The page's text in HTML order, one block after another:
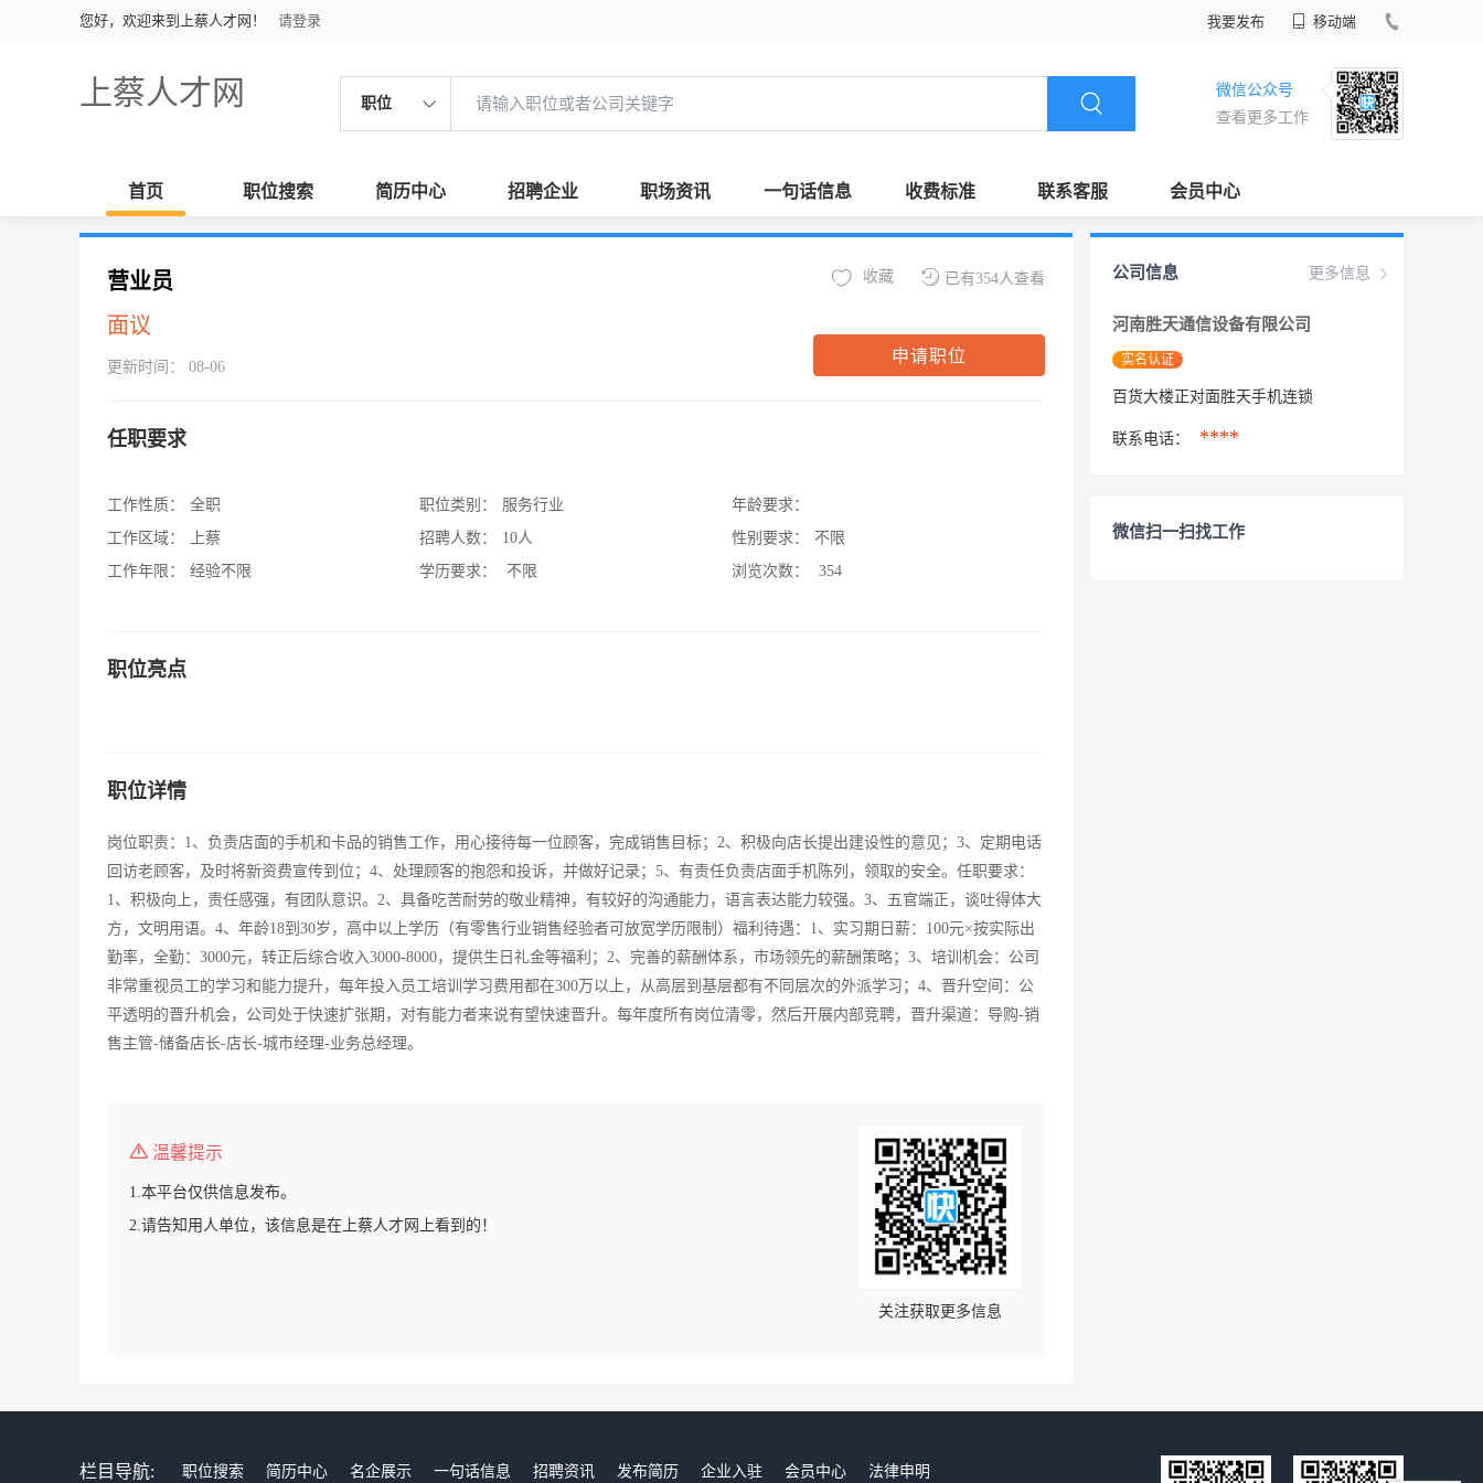
您好，欢迎来到上蔡人才网！ 请登录 我要发布 移动端
上蔡人才网 职位
微信公众号
查看更多工作
首页 职位搜索 简历中心 招聘企业 职场资讯 一句话信息 收费标准 联系客服 会员中心
营业员
面议
更新时间： 08-06
已有354人查看
收藏
申请职位
任职要求
工作性质：
全职
工作区域：
上蔡
工作年限：
经验不限
职位类别：
服务行业
招聘人数：
10人
学历要求：
不限
年龄要求：
性别要求：
不限
浏览次数：
354
职位亮点
职位详情
岗位职责：1、负责店面的手机和卡品的销售工作，用心接待每一位顾客，完成销售目标；2、积极向店长提出建设性的意见；3、定期电话
回访老顾客，及时将新资费宣传到位；4、处理顾客的抱怨和投诉，并做好记录；5、有责任负责店面手机陈列，领取的安全。任职要求：
1、积极向上，责任感强，有团队意识。2、具备吃苦耐劳的敬业精神，有较好的沟通能力，语言表达能力较强。3、五官端正，谈吐得体大
方，文明用语。4、年龄18到30岁，高中以上学历（有零售行业销售经验者可放宽学历限制）福利待遇：1、实习期日薪：100元×按实际出
勤率，全勤：3000元，转正后综合收入3000-8000，提供生日礼金等福利；2、完善的薪酬体系，市场领先的薪酬策略；3、培训机会：公司
非常重视员工的学习和能力提升，每年投入员工培训学习费用都在300万以上，从高层到基层都有不同层次的外派学习；4、晋升空间：公
平透明的晋升机会，公司处于快速扩张期，对有能力者来说有望快速晋升。每年度所有岗位清零，然后开展内部竞聘，晋升渠道：导购-销
售主管-储备店长-店长-城市经理-业务总经理。
温馨提示
1.本平台仅供信息发布。
2.请告知用人单位，该信息是在上蔡人才网上看到的！
关注获取更多信息
更多信息
公司信息
河南胜天通信设备有限公司
实名认证
百货大楼正对面胜天手机连锁
联系电话： ****
微信扫一扫找工作
栏目导航: 职位搜索 简历中心 名企展示 一句话信息 招聘资讯 发布简历 企业入驻 会员中心 法律申明